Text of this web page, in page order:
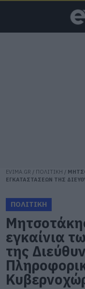
EVIMA.GR / ΠΟΛΙΤΙΚΗ /
ΕΓΚΑΤΑΣΤΑΣΕΩΝ ΤΗΣ
ΠΟΛΙΤΙΚΗ
εγκαίνια
της